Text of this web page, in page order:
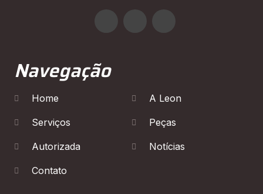
Navegação
Home A Leon
Serviços Peças
Autorizada Notícias
Contato